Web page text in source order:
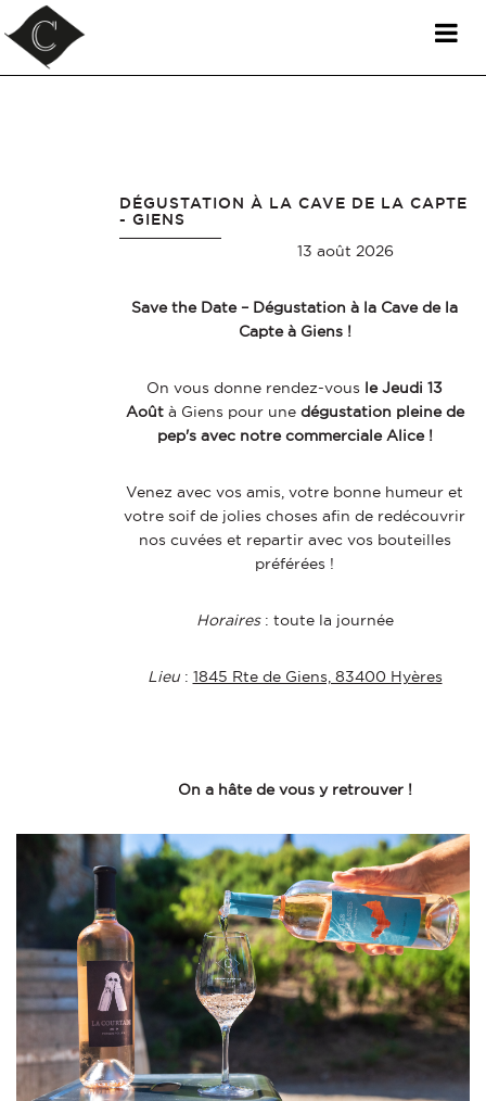
DOMAINE LA COURTADE - NOS ACTUALITÉS
DÉGUSTATION À LA CAVE DE LA CAPTE
- GIENS
13 août 2026
Save the Date – Dégustation à la Cave de la
Capte à Giens !
On vous donne rendez-vous le Jeudi 13
Août à Giens pour une dégustation pleine de
pep's avec notre commerciale Alice !
Venez avec vos amis, votre bonne humeur et
votre soif de jolies choses afin de redécouvrir
nos cuvées et repartir avec vos bouteilles
préférées !
Horaires: toute la journée
Lieu: 1845 Rte de Giens, 83400 Hyères
On a hâte de vous y retrouver !
Panneau de gestion des cookies